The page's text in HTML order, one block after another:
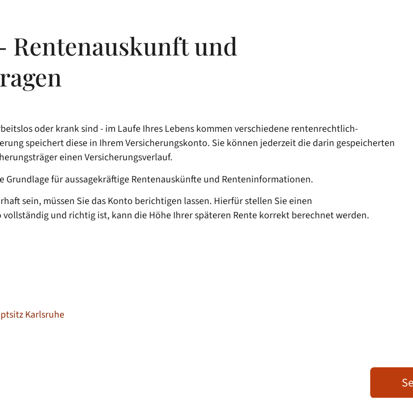
Rentenauskunft und
oder krank sind - im Laufe Ihres Lebens kommen verschiedene rentenrechtlich-
speichert diese in Ihrem Versicherungskonto. Sie können jederzeit die darin gespeicherten
einen Versicherungsverlauf.
für aussagekräftige Rentenauskünfte und Renteninformationen.
sein, müssen Sie das Konto berichtigen lassen. Hierfür stellen Sie einen
und richtig ist, kann die Höhe Ihrer späteren Rente korrekt berechnet werden.
Karlsruhe